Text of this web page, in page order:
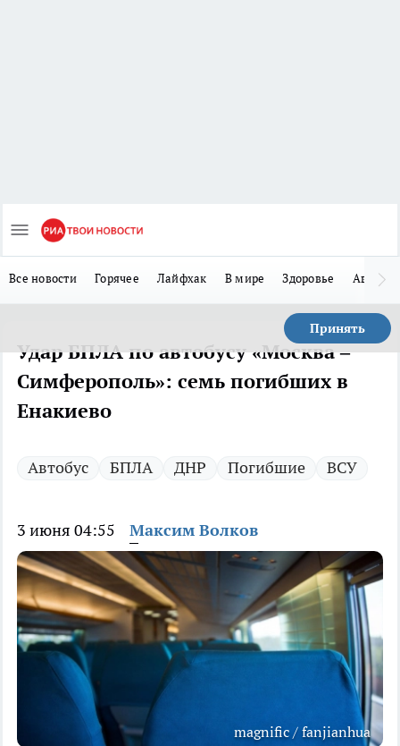
Все новости Горячее Лайфхак В мире Здоровье Авто
Принять
Удар БПЛА по автобусу «Москва –
Симферополь»: семь погибших в
Енакиево
Автобус БПЛА ДНР Погибшие ВСУ
3 июня 04:55 Максим Волков
magnific / fanjianhua